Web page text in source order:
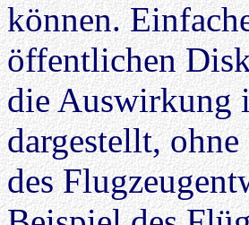
können.
öffentlichen
die Auswirkung
dargestellt,
des